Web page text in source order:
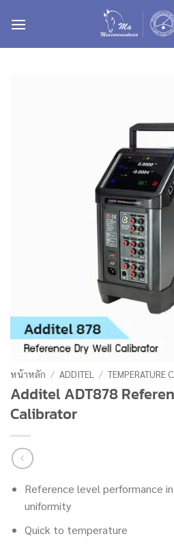
หน้าหลัก / ADDITEL / TEMPERATURE
Additel ADT878
Calibrator
Reference level performance
uniformity
Quick to temperature